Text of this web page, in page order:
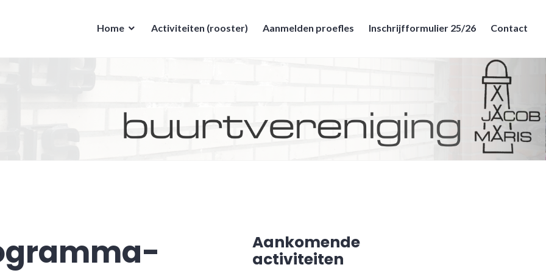
Home Activiteiten (rooster) Aanmelden proefles Inschrijfformulier 25/26 Contact
Aankomende
activiteiten